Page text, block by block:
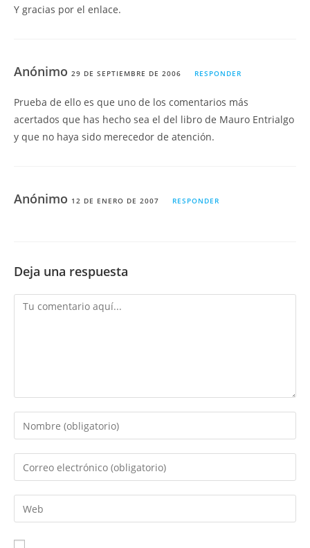
Y gracias por el enlace.
Anónimo 29 DE SEPTIEMBRE DE 2006 RESPONDER
Prueba de ello es que uno de los comentarios más
acertados que has hecho sea el del libro de Mauro Entrialgo
y que no haya sido merecedor de atención.
Anónimo 12 DE ENERO DE 2007 RESPONDER
Deja una respuesta
Comentario
Introduce
tu
nombre
de
usuario
para
Introduce
tu
dirección
de
Introduce
la
URL